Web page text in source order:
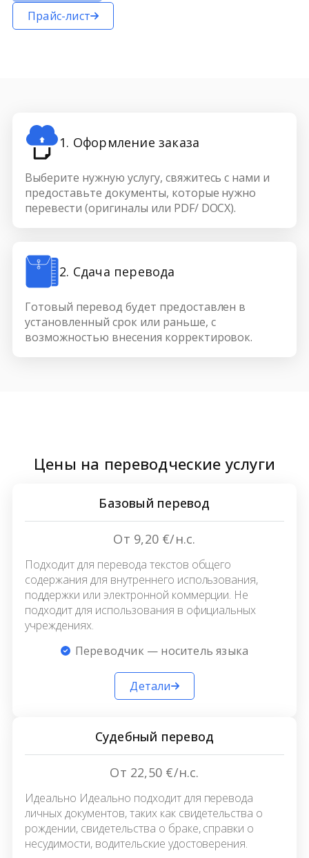
Прайс-лист
1. Оформление заказа
Выберите нужную услугу, свяжитесь с нами и
предоставьте документы, которые нужно
перевести (оригиналы или PDF/ DOCX).
2. Сдача перевода
Готовый перевод будет предоставлен в
установленный срок или раньше, с
возможностью внесения корректировок.
Цены на переводческие услуги
Базовый перевод
От 9,20 €/н.с.
Подходит для перевода текстов общего
содержания для внутреннего использования,
поддержки или электронной коммерции. Не
подходит для использования в официальных
учреждениях.
Переводчик — носитель языка
Детали
Судебный перевод
От 22,50 €/н.с.
Идеально Идеально подходит для перевода
личных документов, таких как свидетельства о
рождении, свидетельства о браке, справки о
несудимости, водительские удостоверения.